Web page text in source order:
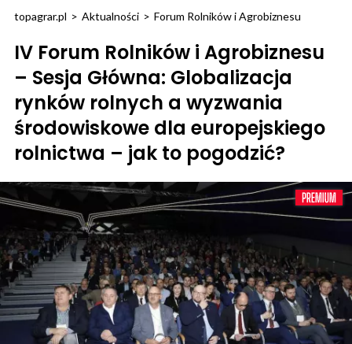
topagrar.pl > Aktualności > Forum Rolników i Agrobiznesu
IV Forum Rolników i Agrobiznesu
– Sesja Główna: Globalizacja
rynków rolnych a wyzwania
środowiskowe dla europejskiego
rolnictwa – jak to pogodzić?